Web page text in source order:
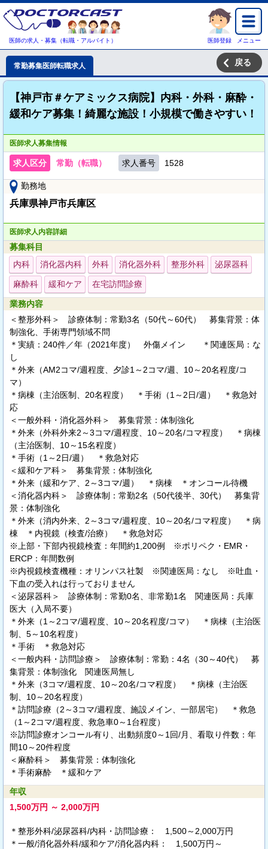
医師の求人・募集（転職・アルバイト） 医師登録 メニュー
常勤募集医師転職求人 戻る
【神戸市＃ケアミックス病院】内科・外科・麻酔・
緩和ケア募集！綺麗な施設！小規模で働きやすい！
医師求人募集情報
求人区分 常勤（転職） 求人番号 1528
勤務地
兵庫県神戸市兵庫区
医師求人内容詳細
募集科目
内科
消化器内科 外科 消化器外科 整形外科 泌尿器科
麻酔科 緩和ケア 在宅訪問診療
業務内容
＜整形外科＞ 診療体制：常勤3名（50代～60代） 募集背景：体
制強化、手術専門領域不問
＊実績：240件／年（2021年度） 外傷メイン ＊関連医局：な
し
＊外来（AM2コマ/週程度、夕診1～2コマ/週、10～20名程度/コ
マ）
＊病棟（主治医制、20名程度） ＊手術（1～2日/週） ＊救急対
応
＜一般外科・消化器外科＞ 募集背景：体制強化
＊外来（外科外来2～3コマ/週程度、10～20名/コマ程度） ＊病棟
（主治医制、10～15名程度）
＊手術（1～2日/週） ＊救急対応
＜緩和ケア科＞ 募集背景：体制強化
＊外来（緩和ケア、2～3コマ/週） ＊病棟 ＊オンコール待機
＜消化器内科＞ 診療体制：常勤2名（50代後半、30代） 募集背
景：体制強化
＊外来（消内外来、2～3コマ/週程度、10～20名/コマ程度） ＊病
棟 ＊内視鏡（検査/治療） ＊救急対応
※上部・下部内視鏡検査：年間約1,200例 ※ポリペク・EMR・
ERCP：年間数例
※内視鏡検査機種：オリンパス社製 ※関連医局：なし ※吐血・
下血の受入れは行っておりません
＜泌尿器科＞ 診療体制：常勤0名、非常勤1名 関連医局：兵庫
医大（入局不要）
＊外来（1～2コマ/週程度、10～20名程度/コマ） ＊病棟（主治医
制、5～10名程度）
＊手術 ＊救急対応
＜一般内科・訪問診療＞ 診療体制：常勤：4名（30～40代） 募
集背景：体制強化 関連医局無し
＊外来（3コマ/週程度、10～20名/コマ程度） ＊病棟（主治医
制、10～20名程度）
＊訪問診療（2～3コマ/週程度、施設メイン、一部居宅） ＊救急
（1～2コマ/週程度、救急車0～1台程度）
※訪問診療オンコール有り、出動頻度0～1回/月、看取り件数：年
間10～20件程度
＜麻酔科＞ 募集背景：体制強化
＊手術麻酔 ＊緩和ケア
年収
1,500万円 ～ 2,000万円
＊整形外科/泌尿器科/内科・訪問診療： 1,500～2,000万円
＊一般/消化器外科/緩和ケア/消化器内科： 1,500万円～